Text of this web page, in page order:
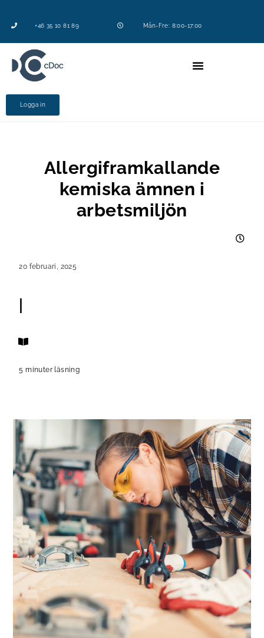
+46 35 10 81 89 Mån-Fre: 8:00-17:00
Logga in
Allergiframkallande
kemiska ämnen i
arbetsmiljön
20 februari, 2025
5 minuter läsning